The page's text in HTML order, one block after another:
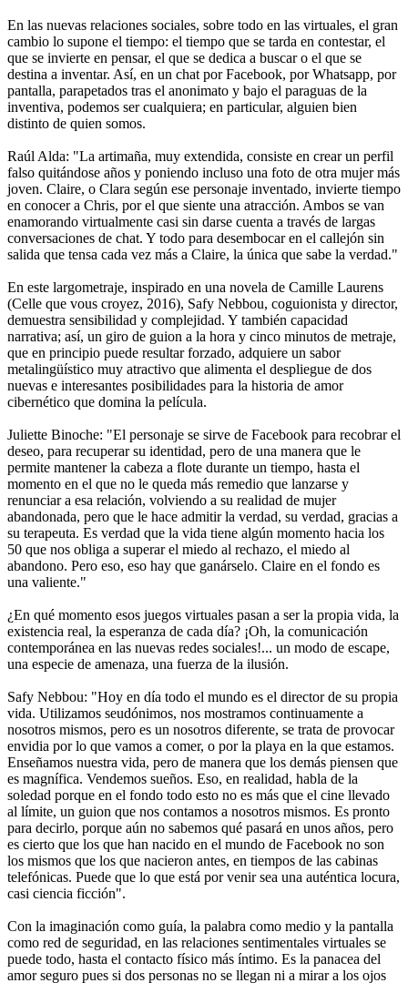
En las nuevas relaciones sociales, sobre todo en las virtuales, el gran
cambio lo supone el tiempo: el tiempo que se tarda en contestar, el
que se invierte en pensar, el que se dedica a buscar o el que se
destina a inventar. Así, en un chat por Facebook, por Whatsapp, por
pantalla, parapetados tras el anonimato y bajo el paraguas de la
inventiva, podemos ser cualquiera; en particular, alguien bien
distinto de quien somos.
Raúl Alda: "La artimaña, muy extendida, consiste en crear un perfil
falso quitándose años y poniendo incluso una foto de otra mujer más
joven. Claire, o Clara según ese personaje inventado, invierte tiempo
en conocer a Chris, por el que siente una atracción. Ambos se van
enamorando virtualmente casi sin darse cuenta a través de largas
conversaciones de chat. Y todo para desembocar en el callejón sin
salida que tensa cada vez más a Claire, la única que sabe la verdad."
En este largometraje, inspirado en una novela de Camille Laurens
(Celle que vous croyez, 2016), Safy Nebbou, coguionista y director,
demuestra sensibilidad y complejidad. Y también capacidad
narrativa; así, un giro de guion a la hora y cinco minutos de metraje,
que en principio puede resultar forzado, adquiere un sabor
metalingüístico muy atractivo que alimenta el despliegue de dos
nuevas e interesantes posibilidades para la historia de amor
cibernético que domina la película.
Juliette Binoche: "El personaje se sirve de Facebook para recobrar el
deseo, para recuperar su identidad, pero de una manera que le
permite mantener la cabeza a flote durante un tiempo, hasta el
momento en el que no le queda más remedio que lanzarse y
renunciar a esa relación, volviendo a su realidad de mujer
abandonada, pero que le hace admitir la verdad, su verdad, gracias a
su terapeuta. Es verdad que la vida tiene algún momento hacia los
50 que nos obliga a superar el miedo al rechazo, el miedo al
abandono. Pero eso, eso hay que ganárselo. Claire en el fondo es
una valiente."
¿En qué momento esos juegos virtuales pasan a ser la propia vida, la
existencia real, la esperanza de cada día? ¡Oh, la comunicación
contemporánea en las nuevas redes sociales!... un modo de escape,
una especie de amenaza, una fuerza de la ilusión.
Safy Nebbou: "Hoy en día todo el mundo es el director de su propia
vida. Utilizamos seudónimos, nos mostramos continuamente a
nosotros mismos, pero es un nosotros diferente, se trata de provocar
envidia por lo que vamos a comer, o por la playa en la que estamos.
Enseñamos nuestra vida, pero de manera que los demás piensen que
es magnífica. Vendemos sueños. Eso, en realidad, habla de la
soledad porque en el fondo todo esto no es más que el cine llevado
al límite, un guion que nos contamos a nosotros mismos. Es pronto
para decirlo, porque aún no sabemos qué pasará en unos años, pero
es cierto que los que han nacido en el mundo de Facebook no son
los mismos que los que nacieron antes, en tiempos de las cabinas
telefónicas. Puede que lo que está por venir sea una auténtica locura,
casi ciencia ficción".
Con la imaginación como guía, la palabra como medio y la pantalla
como red de seguridad, en las relaciones sentimentales virtuales se
puede todo, hasta el contacto físico más íntimo. Es la panacea del
amor seguro pues si dos personas no se llegan ni a mirar a los ojos